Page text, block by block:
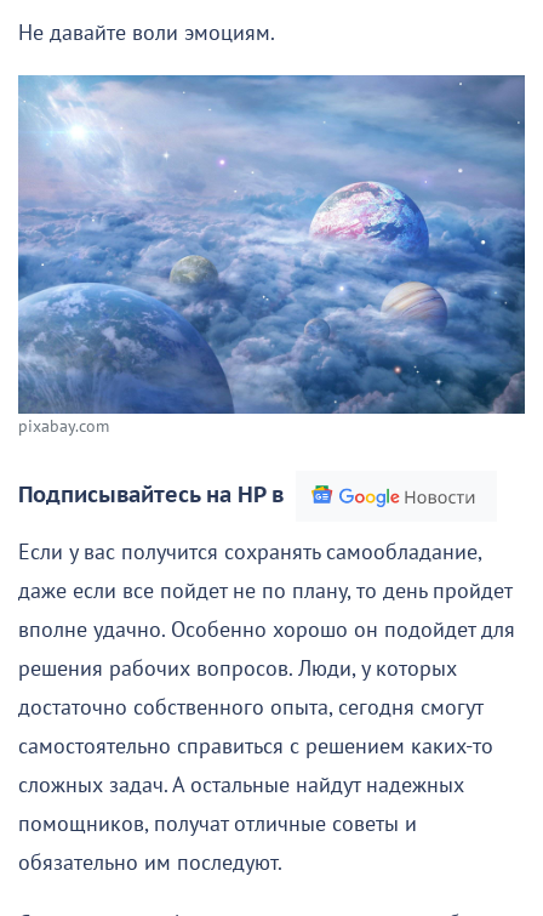
Не давайте воли эмоциям.
pixabay.com
Подписывайтесь на НР в
Если у вас получится сохранять самообладание,
даже если все пойдет не по плану, то день пройдет
вполне удачно. Особенно хорошо он подойдет для
решения рабочих вопросов. Люди, у которых
достаточно собственного опыта, сегодня смогут
самостоятельно справиться с решением каких-то
сложных задач. А остальные найдут надежных
помощников, получат отличные советы и
обязательно им последуют.